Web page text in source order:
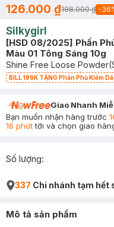
126.000 ₫198.000 ₫ -36
Silkygirl
[HSD 08/2025] Phấn
Màu 01 Tông Sáng 10g
Shine Free Loose Powder
BILL 199K TẶNG Phấn Phủ Kiềm
Giao Nhanh
Bạn muốn nhận hàng trước
16 phúttới và chọn giao
Số lượng:
337 Chi nhánh tạm hết
Mô tả sản phẩm